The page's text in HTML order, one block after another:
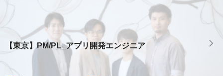
【東京】PM/PL_アプリ開発エンジニア